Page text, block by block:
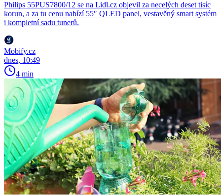
Philips 55PUS7800/12 se na Lidl.cz objevil za necelých deset tisíc
korun, a za tu cenu nabízí 55″ QLED panel, vestavěný smart systém
i kompletní sadu tunerů.
Mobify.cz
dnes, 10:49
4 min